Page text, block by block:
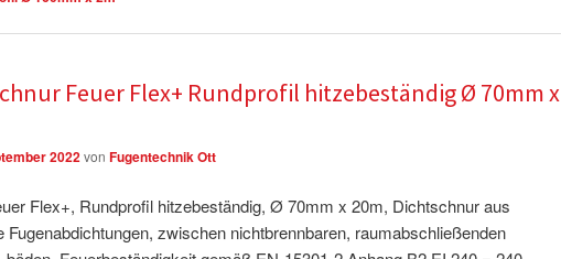
Feuer Flex+ Rundprofil hitzebeständig Ø 70mm x
2022von Fugentechnik Ott
Flex+, Rundprofil hitzebeständig, Ø 70mm x 20m, Dichtschnur aus
Fugenabdichtungen, zwischen nichtbrennbaren, raumabschließenden